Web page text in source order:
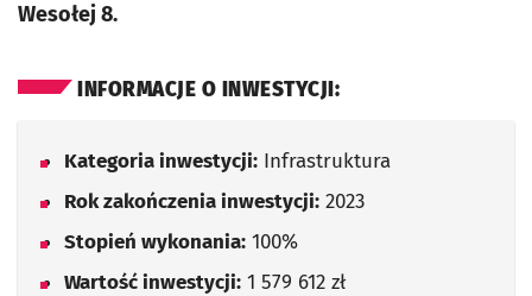
Wesołej 8.
INFORMACJE O INWESTYCJI:
Kategoria inwestycji: Infrastruktura
Rok zakończenia inwestycji: 2023
Stopień wykonania: 100%
Wartość inwestycji: 1 579 612 zł